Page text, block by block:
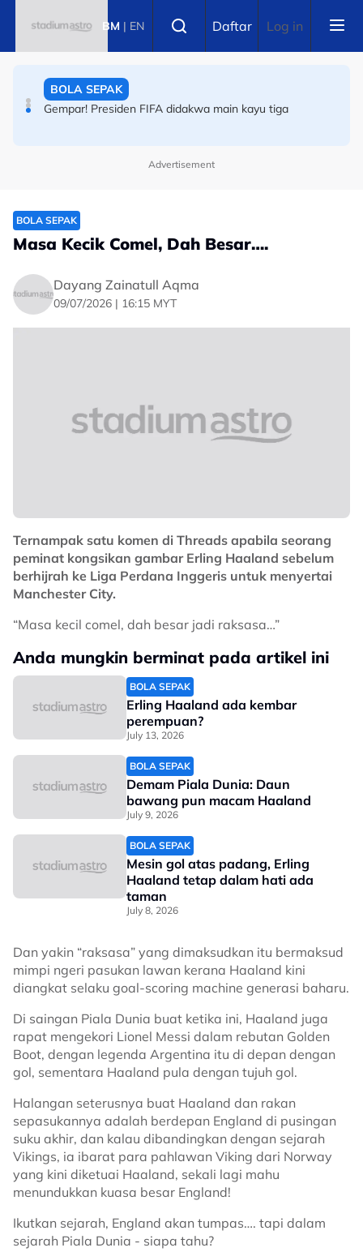
BM | EN Daftar Log in
Bermula dari sekolah, pakai jersi tiruan terus jadi bintang
BOLA SEPAK
Gempar! Presiden FIFA didakwa main kayu tiga
Advertisement
BOLA SEPAK
Masa Kecik Comel, Dah Besar….
Dayang Zainatull Aqma
09/07/2026 | 16:15 MYT
Ternampak satu komen di Threads apabila seorang
peminat kongsikan gambar Erling Haaland sebelum
berhijrah ke Liga Perdana Inggeris untuk menyertai
Manchester City.
“Masa kecil comel, dah besar jadi raksasa…”
Anda mungkin berminat pada artikel ini
BOLA SEPAK
Erling Haaland ada kembar
perempuan?
July 13, 2026
BOLA SEPAK
Demam Piala Dunia: Daun
bawang pun macam Haaland
July 9, 2026
BOLA SEPAK
Mesin gol atas padang, Erling
Haaland tetap dalam hati ada
taman
July 8, 2026
Dan yakin “raksasa” yang dimaksudkan itu bermaksud
mimpi ngeri pasukan lawan kerana Haaland kini
diangkat selaku goal-scoring machine generasi baharu.
Di saingan Piala Dunia buat ketika ini, Haaland juga
rapat mengekori Lionel Messi dalam rebutan Golden
Boot, dengan legenda Argentina itu di depan dengan
gol, sementara Haaland pula dengan tujuh gol.
Halangan seterusnya buat Haaland dan rakan
sepasukannya adalah berdepan England di pusingan
suku akhir, dan kalau dibandingkan dengan sejarah
Vikings, ia ibarat para pahlawan Viking dari Norway
yang kini diketuai Haaland, sekali lagi mahu
menundukkan kuasa besar England!
Ikutkan sejarah, England akan tumpas…. tapi dalam
sejarah Piala Dunia - siapa tahu?